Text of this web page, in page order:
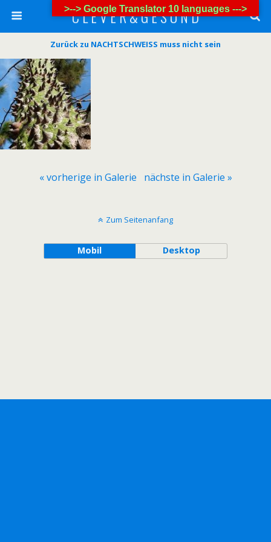
C L E V E R & G E S U N D
Zurück zu NACHTSCHWEISS muss nicht sein
« vorherige in Galerie nächste in Galerie »
Zum Seitenanfang
Mobil Desktop
>--> Google Translator 10 languages --->